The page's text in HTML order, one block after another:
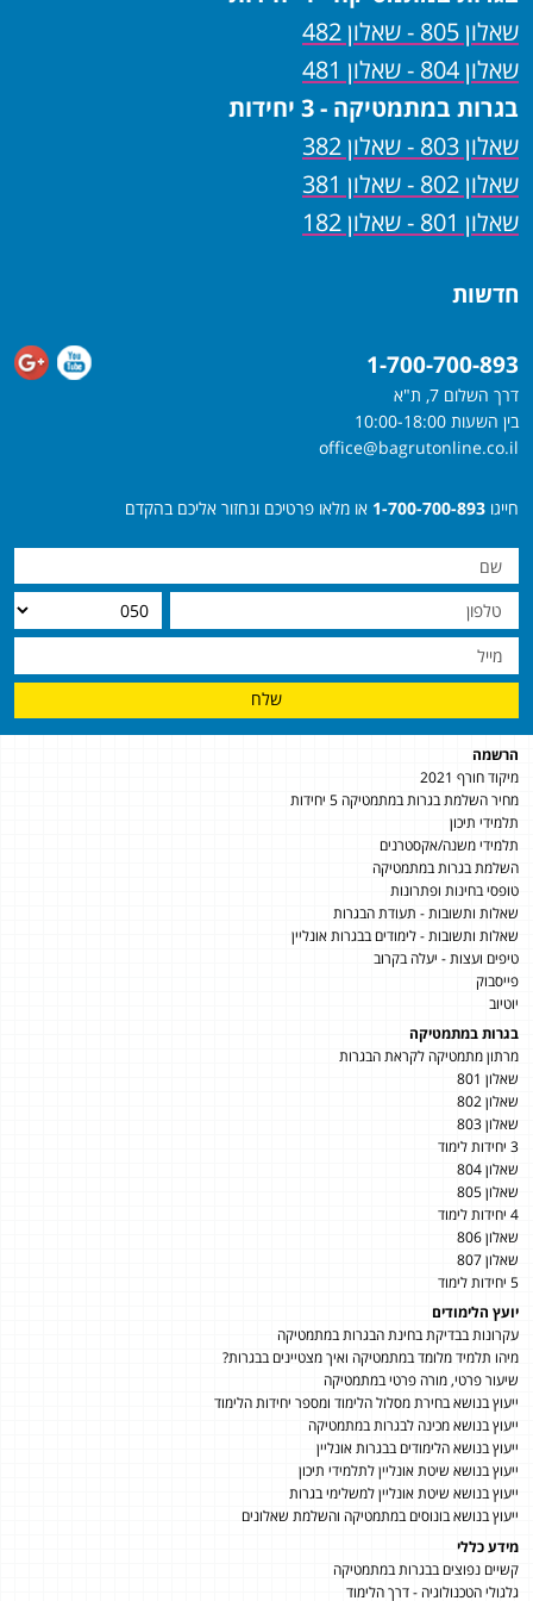
שאלון 805 - שאלון 482
שאלון 804 - שאלון 481
בגרות במתמטיקה - 3 יחידות
שאלון 803 - שאלון 382
שאלון 802 - שאלון 381
שאלון 801 - שאלון 182
חדשות
1-700-700-893
דרך השלום 7, ת"א
בין השעות 10:00-18:00
office@bagrutonline.co.il
חייגו 1-700-700-893 או מלאו פרטיכם ונחזור אליכם בהקדם
שלח
הרשמה
מיקוד חורף 2021
מחיר השלמת בגרות במתמטיקה 5 יחידות
תלמידי תיכון
תלמידי משנה/אקסטרנים
השלמת בגרות במתמטיקה
טופסי בחינות ופתרונות
שאלות ותשובות - תעודת הבגרות
שאלות ותשובות - לימודים בבגרות אונליין
טיפים ועצות - יעלה בקרוב
פייסבוק
יוטיוב
בגרות במתמטיקה
מרתון מתמטיקה לקראת הבגרות
שאלון 801
שאלון 802
שאלון 803
3 יחידות לימוד
שאלון 804
שאלון 805
4 יחידות לימוד
שאלון 806
שאלון 807
5 יחידות לימוד
יועץ הלימודים
עקרונות בבדיקת בחינת הבגרות במתמטיקה
מיהו תלמיד מלומד במתמטיקה ואיך מצטיינים בבגרות?
שיעור פרטי, מורה פרטי במתמטיקה
ייעוץ בנושא בחירת מסלול הלימוד ומספר יחידות הלימוד
ייעוץ בנושא מכינה לבגרות במתמטיקה
ייעוץ בנושא הלימודים בבגרות אונליין
ייעוץ בנושא שיטת אונליין לתלמידי תיכון
ייעוץ בנושא שיטת אונליין למשלימי בגרות
ייעוץ בנושא בונוסים במתמטיקה והשלמת שאלונים
מידע כללי
קשיים נפוצים בבגרות במתמטיקה
גלגולי הטכנולוגיה - דרך הלימוד